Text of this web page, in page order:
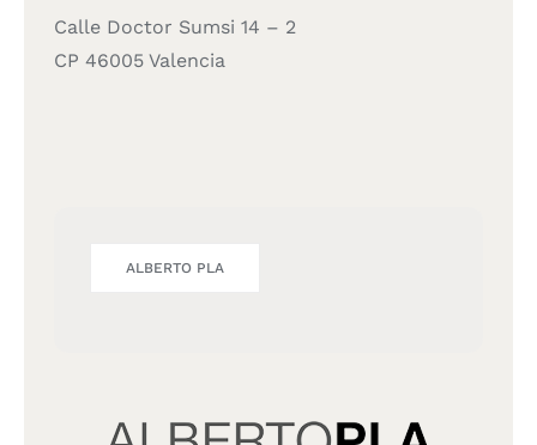
Calle Doctor Sumsi 14 – 2
CP 46005 Valencia
ALBERTO PLA